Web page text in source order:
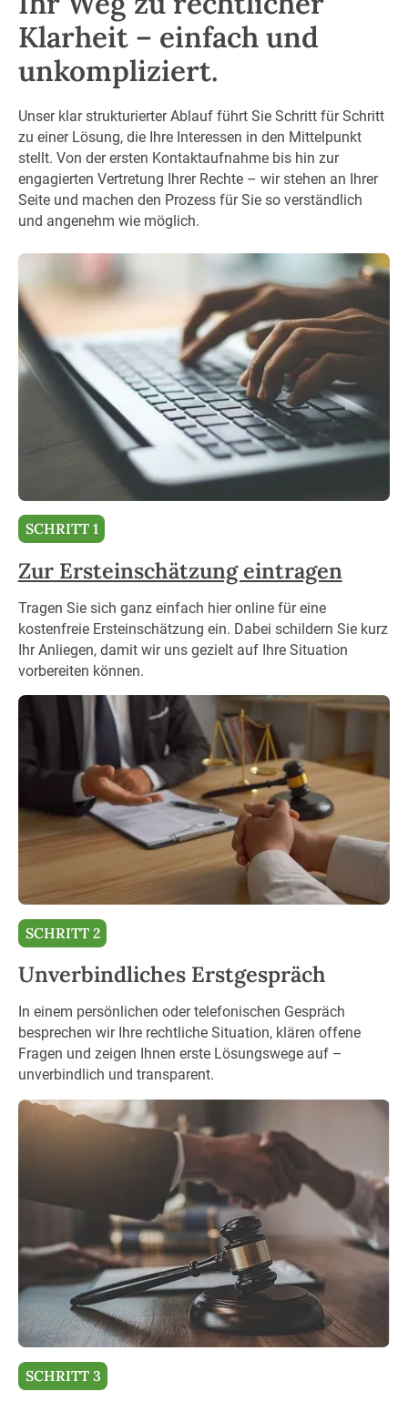
Klarheit – einfach und
unkompliziert.
Unser klar strukturierter Ablauf führt Sie Schritt für Schritt
zu einer Lösung, die Ihre Interessen in den Mittelpunkt
stellt. Von der ersten Kontaktaufnahme bis hin zur
engagierten Vertretung Ihrer Rechte – wir stehen an Ihrer
Seite und machen den Prozess für Sie so verständlich
und angenehm wie möglich.
SCHRITT 1
Zur Ersteinschätzung eintragen
Tragen Sie sich ganz einfach hier online für eine
kostenfreie Ersteinschätzung ein. Dabei schildern Sie kurz
Ihr Anliegen, damit wir uns gezielt auf Ihre Situation
vorbereiten können.
SCHRITT 2
Unverbindliches Erstgespräch
In einem persönlichen oder telefonischen Gespräch
besprechen wir Ihre rechtliche Situation, klären offene
Fragen und zeigen Ihnen erste Lösungswege auf –
unverbindlich und transparent.
SCHRITT 3